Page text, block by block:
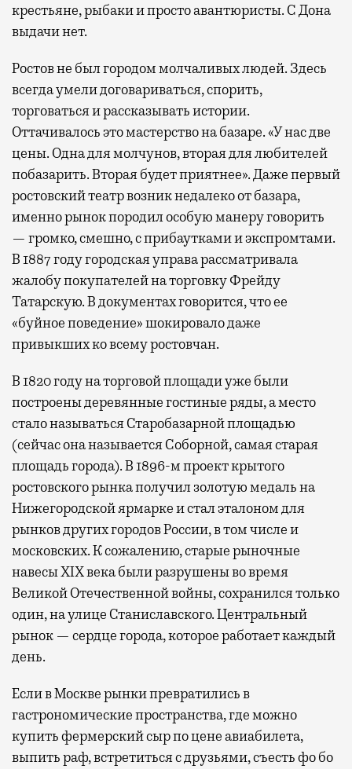
крестьяне, рыбаки и просто авантюристы. С Дона
выдачи нет.
Ростов не был городом молчаливых людей. Здесь
всегда умели договариваться, спорить,
торговаться и рассказывать истории.
Оттачивалось это мастерство на базаре. «У нас две
цены. Одна для молчунов, вторая для любителей
побазарить. Вторая будет приятнее». Даже первый
ростовский театр возник недалеко от базара,
именно рынок породил особую манеру говорить
— громко, смешно, с прибаутками и экспромтами.
В 1887 году городская управа рассматривала
жалобу покупателей на торговку Фрейду
Татарскую. В документах говорится, что ее
«буйное поведение» шокировало даже
привыкших ко всему ростовчан.
В 1820 году на торговой площади уже были
построены деревянные гостиные ряды, а место
стало называться Старобазарной площадью
(сейчас она называется Соборной, самая старая
площадь города). В 1896-м проект крытого
ростовского рынка получил золотую медаль на
Нижегородской ярмарке и стал эталоном для
рынков других городов России, в том числе и
московских. К сожалению, старые рыночные
навесы XIX века были разрушены во время
Великой Отечественной войны, сохранился только
один, на улице Станиславского. Центральный
рынок — сердце города, которое работает каждый
день.
Если в Москве рынки превратились в
гастрономические пространства, где можно
купить фермерский сыр по цене авиабилета,
выпить раф, встретиться с друзьями, съесть фо бо